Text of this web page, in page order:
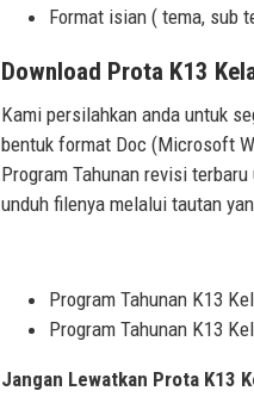
Format isian ( tema, sub
Download Prota K13
Kami persilahkan anda untuk
bentuk format Doc (Microsoft
Program Tahunan revisi
unduh filenya melalui tautan
Program Tahunan K13
Program Tahunan K13
Jangan Lewatkan Prota K13